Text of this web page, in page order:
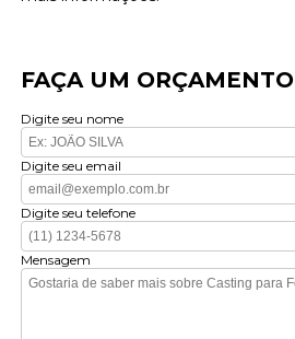
FAÇA UM ORÇAMENTO
Digite seu nome
Digite seu email
Digite seu telefone
Mensagem